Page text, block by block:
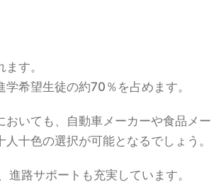
す。
希望生徒の約70％を占めます。
いても、自動車メーカーや食品メー
十色の選択が可能となるでしょう。
路サポートも充実しています。